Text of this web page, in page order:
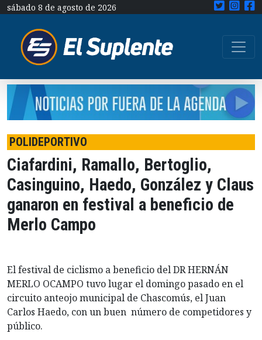
sábado 8 de agosto de 2026
POLIDEPORTIVO
Ciafardini, Ramallo, Bertoglio,
Casinguino, Haedo, González y Claus
ganaron en festival a beneficio de
Merlo Campo
El festival de ciclismo a beneficio del DR HERNÁN
MERLO OCAMPO tuvo lugar el domingo pasado en el
circuito anteojo municipal de Chascomús, el Juan
Carlos Haedo, con un buen número de competidores y
público.